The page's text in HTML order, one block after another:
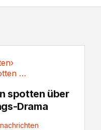
›
Internationale Medien spotten über...
spotten über
Drama